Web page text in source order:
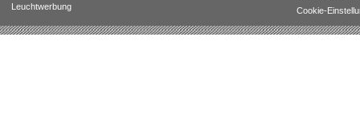
Leuchtwerbung
Cookie-